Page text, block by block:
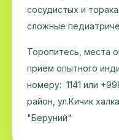
сосудистых и
сложные
Торопитесь, места
приём опытного
номеру: 1141 или
район, ул.Кичик
"Беруний"